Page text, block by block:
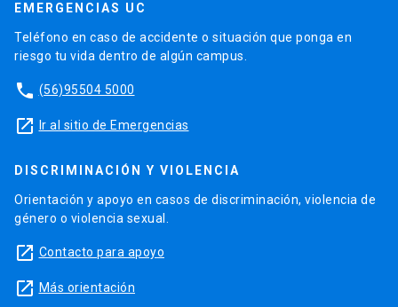
EMERGENCIAS UC
Teléfono en caso de accidente o situación que ponga en
riesgo tu vida dentro de algún campus.
phone (56)95504 5000
launch Ir al sitio de Emergencias
DISCRIMINACIÓN Y VIOLENCIA
Orientación y apoyo en casos de discriminación, violencia de
género o violencia sexual.
launch Contacto para apoyo
launch Más orientación